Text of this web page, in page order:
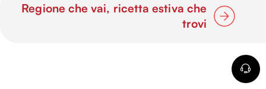
Regione che vai, ricetta estiva che
trovi